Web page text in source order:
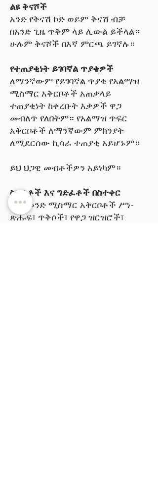
ልዩ ቅናሾች
አንድ የቅናሽ ኮድ ወይም ቅናሽ ብቻ
በአንድ ጊዜ ጥቅም ላይ ሊውል ይችላል።
ሁሉም ቅናሾች በእኛ ምርጫ ይገኛሉ።
የተጠያቂነት ይገባኛል ጥያቄዎች
ለማንኛውም የይገባኛል ጥያቄ የአልማዝ
ሚስማር አቅርቦቶች አጠቃላይ
ተጠያቂነት ከቀረቡት እቃዎች ዋጋ
መብለጥ የለበትም። የአልማዝ ጥፍር
አቅርቦቶች ለማንኛውም ምክንያት
ለሚደርሰው ኪሳራ ተጠያቂ አይሆኑም።
ይህ ህጋዊ መብቶችዎን አይነካም።
ስህተቶች እና ግድፈቶች በስተቀር
በዳይመንድ ሚስማር አቅርቦቶች ሥነ-
ጽሑፍ፣ ጥቅሶች፣ የዋጋ ዝርዝሮች፣